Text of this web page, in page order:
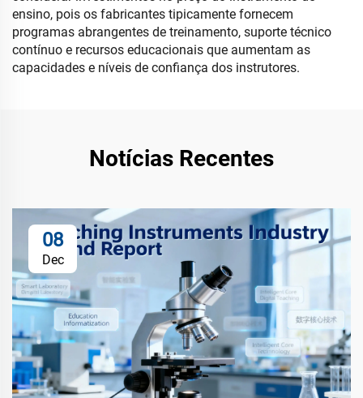
ensino, pois os fabricantes tipicamente fornecem
programas abrangentes de treinamento, suporte técnico
contínuo e recursos educacionais que aumentam as
capacidades e níveis de confiança dos instrutores.
Notícias Recentes
08
Dec